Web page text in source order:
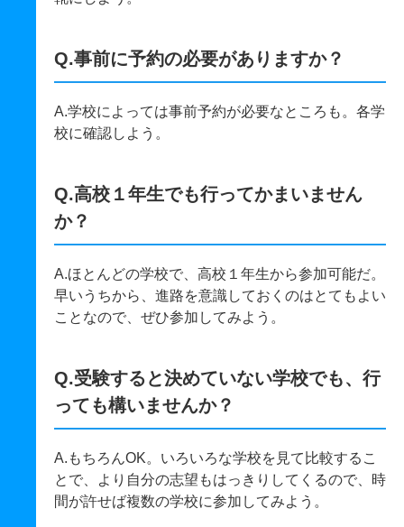
Q.事前に予約の必要がありますか？
A.学校によっては事前予約が必要なところも。各学
校に確認しよう。
Q.高校１年生でも行ってかまいません
か？
A.ほとんどの学校で、高校１年生から参加可能だ。
早いうちから、進路を意識しておくのはとてもよい
ことなので、ぜひ参加してみよう。
Q.受験すると決めていない学校でも、行
っても構いませんか？
A.もちろんOK。いろいろな学校を見て比較するこ
とで、より自分の志望もはっきりしてくるので、時
間が許せば複数の学校に参加してみよう。